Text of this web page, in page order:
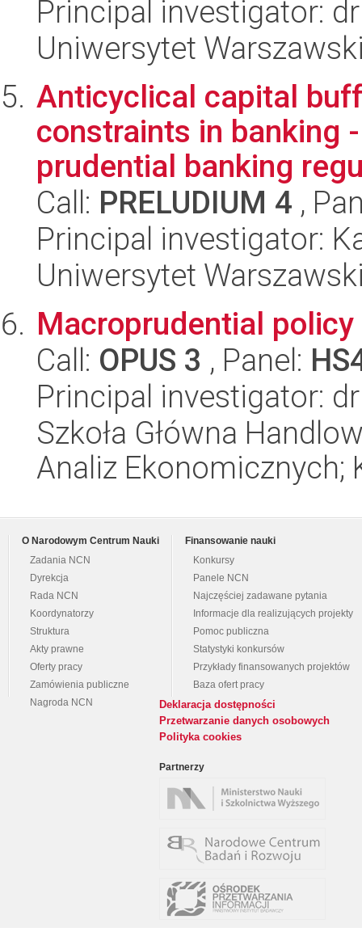
Principal investigator:
Uniwersytet
Anticyclical capital
constraints in banking
prudential banking
Call: PRELUDIUM 4 ,
Principal investigator:
Uniwersytet
Macroprudential
Call: OPUS 3 , Panel:
Principal investigator:
Szkoła Główna
Analiz Ekonomicznych;
O Narodowym Centrum Nauki
Zadania NCN
Dyrekcja
Rada NCN
Koordynatorzy
Struktura
Akty prawne
Oferty pracy
Zamówienia publiczne
Nagroda NCN
Finansowanie nauki
Konkursy
Panele NCN
Najczęściej zadawane pytania
Informacje dla realizujących projekty
Pomoc publiczna
Statystyki konkursów
Przykłady finansowanych projektów
Baza ofert pracy
Deklaracja dostępności
Przetwarzanie danych osobowych
Polityka cookies
Partnerzy